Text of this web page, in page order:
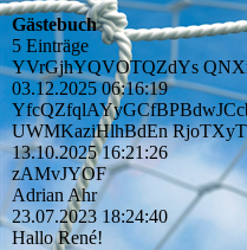
Gästebuch
5 Einträge
YVrGjhYQVOTQZdYs
03.12.2025 06:16:19
UWMKaziHlhBdEn
13.10.2025 16:21:26
zAMvJYOF
Adrian Ahr
23.07.2023 18:24:40
Hallo René!